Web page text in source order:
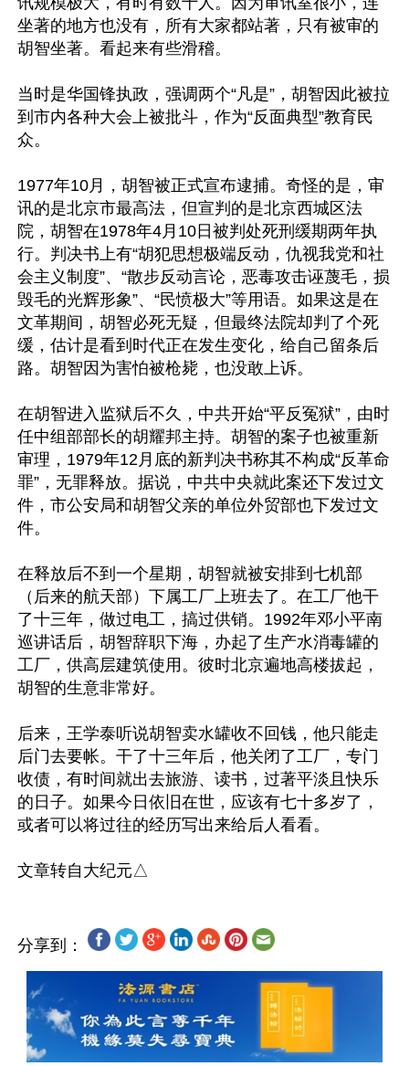
坐著的地方也没有，所有大家都站著，只有被审的
胡智坐著。看起来有些滑稽。
当时是华国锋执政，强调两个“凡是”，胡智因此被拉
到市内各种大会上被批斗，作为“反面典型”教育民
众。
1977年10月，胡智被正式宣布逮捕。奇怪的是，审
讯的是北京市最高法，但宣判的是北京西城区法
院，胡智在1978年4月10日被判处死刑缓期两年执
行。判决书上有“胡犯思想极端反动，仇视我党和社
会主义制度”、“散步反动言论，恶毒攻击诬蔑毛，损
毁毛的光辉形象”、“民愤极大”等用语。如果这是在
文革期间，胡智必死无疑，但最终法院却判了个死
缓，估计是看到时代正在发生变化，给自己留条后
路。胡智因为害怕被枪毙，也没敢上诉。
在胡智进入监狱后不久，中共开始“平反冤狱”，由时
任中组部部长的胡耀邦主持。胡智的案子也被重新
审理，1979年12月底的新判决书称其不构成“反革命
罪”，无罪释放。据说，中共中央就此案还下发过文
件，市公安局和胡智父亲的单位外贸部也下发过文
件。
在释放后不到一个星期，胡智就被安排到七机部
（后来的航天部）下属工厂上班去了。在工厂他干
了十三年，做过电工，搞过供销。1992年邓小平南
巡讲话后，胡智辞职下海，办起了生产水消毒罐的
工厂，供高层建筑使用。彼时北京遍地高楼拔起，
胡智的生意非常好。
后来，王学泰听说胡智卖水罐收不回钱，他只能走
后门去要帐。干了十三年后，他关闭了工厂，专门
收债，有时间就出去旅游、读书，过著平淡且快乐
的日子。如果今日依旧在世，应该有七十多岁了，
或者可以将过往的经历写出来给后人看看。
分享到：